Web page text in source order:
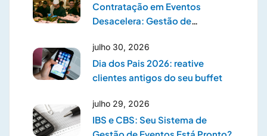
Contratação em Eventos
Desacelera: Gestão de
julho 30, 2026
Dia dos Pais 2026: reative
clientes antigos do seu buffet
julho 29, 2026
IBS e CBS: Seu Sistema de